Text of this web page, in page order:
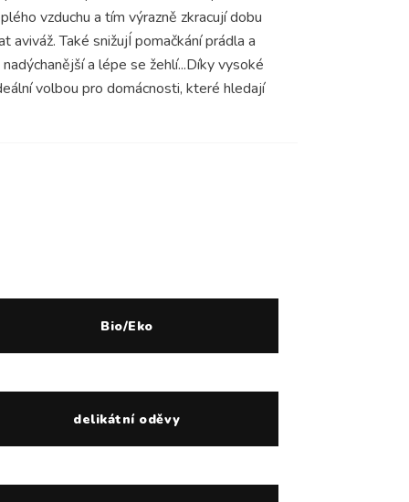
vzduchu a tím výrazně zkracují dobu
Také snižujÍ pomačkání prádla a
a lépe se žehlí...Díky vysoké
volbou pro domácnosti, které hledají
Bio/Eko
delikátní oděvy